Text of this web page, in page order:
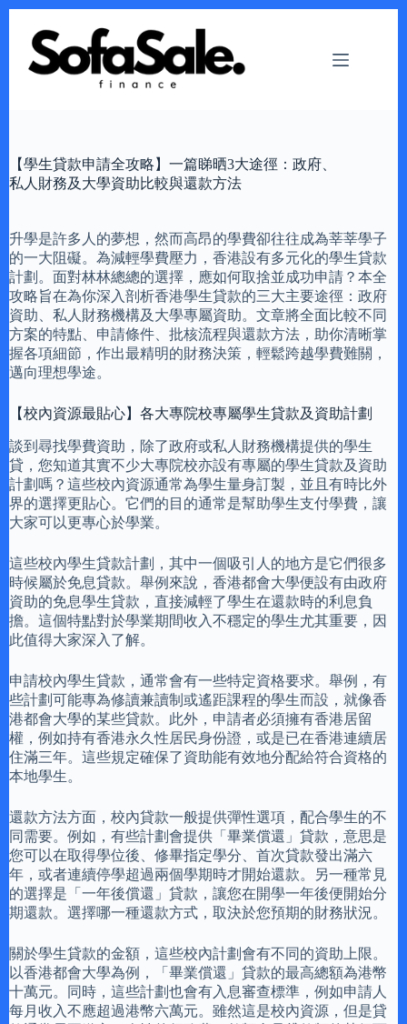
content
【學生貸款申請全攻略】一篇睇晒3大途徑：政府、
私人財務及大學資助比較與還款方法
升學是許多人的夢想，然而高昂的學費卻往往成為莘莘學子
的一大阻礙。為減輕學費壓力，香港設有多元化的學生貸款
計劃。面對林林總總的選擇，應如何取捨並成功申請？本全
攻略旨在為你深入剖析香港學生貸款的三大主要途徑：政府
資助、私人財務機構及大學專屬資助。文章將全面比較不同
方案的特點、申請條件、批核流程與還款方法，助你清晰掌
握各項細節，作出最精明的財務決策，輕鬆跨越學費難關，
邁向理想學途。
【校內資源最貼心】各大專院校專屬學生貸款及資助計劃
談到尋找學費資助，除了政府或私人財務機構提供的學生
貸，您知道其實不少大專院校亦設有專屬的學生貸款及資助
計劃嗎？這些校內資源通常為學生量身訂製，並且有時比外
界的選擇更貼心。它們的目的通常是幫助學生支付學費，讓
大家可以更專心於學業。
這些校內學生貸款計劃，其中一個吸引人的地方是它們很多
時候屬於免息貸款。舉例來說，香港都會大學便設有由政府
資助的免息學生貸款，直接減輕了學生在還款時的利息負
擔。這個特點對於學業期間收入不穩定的學生尤其重要，因
此值得大家深入了解。
申請校內學生貸款，通常會有一些特定資格要求。舉例，有
些計劃可能專為修讀兼讀制或遙距課程的學生而設，就像香
港都會大學的某些貸款。此外，申請者必須擁有香港居留
權，例如持有香港永久性居民身份證，或是已在香港連續居
住滿三年。這些規定確保了資助能有效地分配給符合資格的
本地學生。
還款方法方面，校內貸款一般提供彈性選項，配合學生的不
同需要。例如，有些計劃會提供「畢業償還」貸款，意思是
您可以在取得學位後、修畢指定學分、首次貸款發出滿六
年，或者連續停學超過兩個學期時才開始還款。另一種常見
的選擇是「一年後償還」貸款，讓您在開學一年後便開始分
期還款。選擇哪一種還款方式，取決於您預期的財務狀況。
關於學生貸款的金額，這些校內計劃會有不同的資助上限。
以香港都會大學為例，「畢業償還」貸款的最高總額為港幣
十萬元。同時，這些計劃也會有入息審查標準，例如申請人
每月收入不應超過港幣六萬元。雖然這是校內資源，但是貸